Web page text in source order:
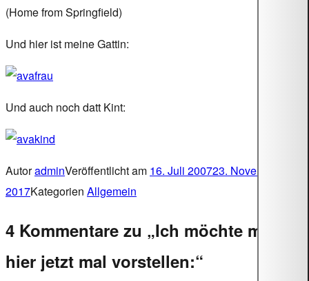
(Home from Springfield)
Und hier ist meine Gattin:
Und auch noch datt Kint:
AutoradminVeröffentlicht am 16. Juli 200723. November
2017Kategorien Allgemein
4 Kommentare zu „Ich möchte mich
hier jetzt mal vorstellen:“